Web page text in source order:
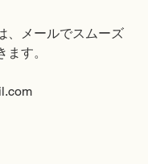
、メールでスムーズ
す。